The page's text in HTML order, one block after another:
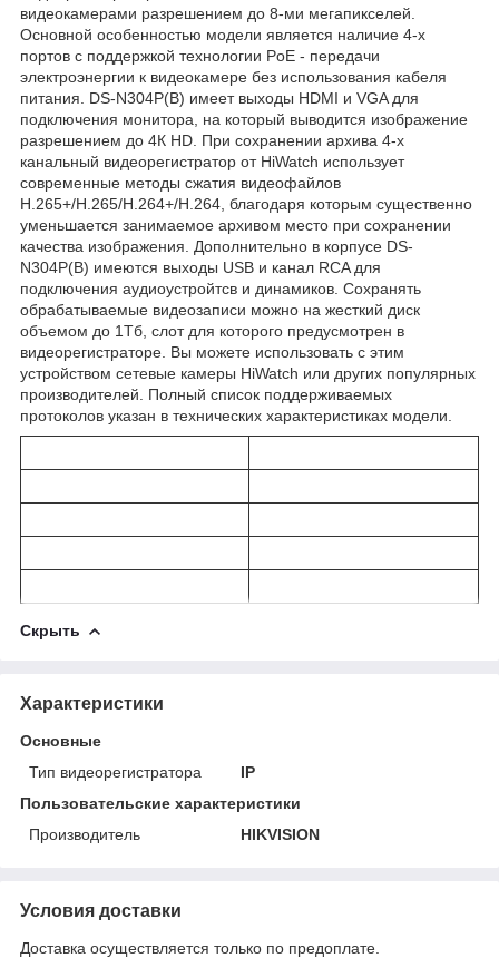
видеокамерами разрешением до 8-ми мегапикселей.
Основной особенностью модели является наличие 4-х
портов с поддержкой технологии PoE - передачи
электроэнергии к видеокамере без использования кабеля
питания. DS-N304P(B) имеет выходы HDMI и VGA для
подключения монитора, на который выводится изображение
разрешением до 4К HD. При сохранении архива 4-х
канальный видеорегистратор от HiWatch использует
современные методы сжатия видеофайлов
H.265+/H.265/H.264+/H.264, благодаря которым существенно
уменьшается занимаемое архивом место при сохранении
качества изображения. Дополнительно в корпусе DS-
N304P(B) имеются выходы USB и канал RCA для
подключения аудиоустройтсв и динамиков. Сохранять
обрабатываемые видеозаписи можно на жесткий диск
объемом до 1Тб, слот для которого предусмотрен в
видеорегистраторе. Вы можете использовать с этим
устройством сетевые камеры HiWatch или других популярных
производителей. Полный список поддерживаемых
протоколов указан в технических характеристиках модели.
Скрыть
Характеристики
Основные
Тип видеорегистратора
IP
Пользовательские характеристики
Производитель
HIKVISION
Условия доставки
Доставка осуществляется только по предоплате.